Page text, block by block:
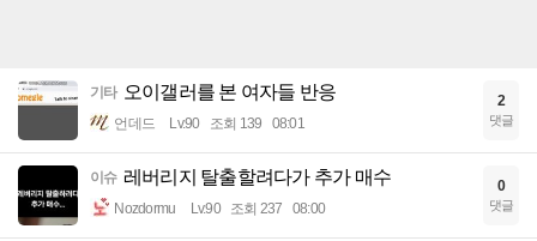
기타 오이갤러를 본 여자들 반응
언데드 Lv.90 조회 139 08:01
2
댓글
이슈 레버리지 탈출할려다가 추가 매수
Nozdormu Lv.90 조회 237 08:00
0
댓글